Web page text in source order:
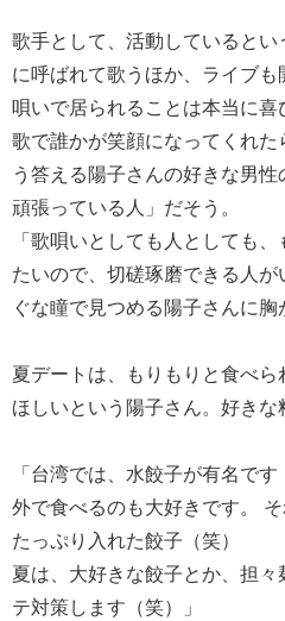
歌手として、活動していると
に呼ばれて歌うほか、ライブ
唄いで居られることは本当に
歌で誰かが笑顔になってくれ
う答える陽子さんの好きな男
頑張っている人」だそう。
「歌唄いとしても人としても
たいので、切磋琢磨できる人
ぐな瞳で見つめる陽子さんに胸
夏デートは、もりもりと食べ
ほしいという陽子さん。好きな
「台湾では、水餃子が有名で
外で食べるのも大好きです。
たっぷり入れた餃子（笑）
夏は、大好きな餃子とか、担
テ対策します（笑）」